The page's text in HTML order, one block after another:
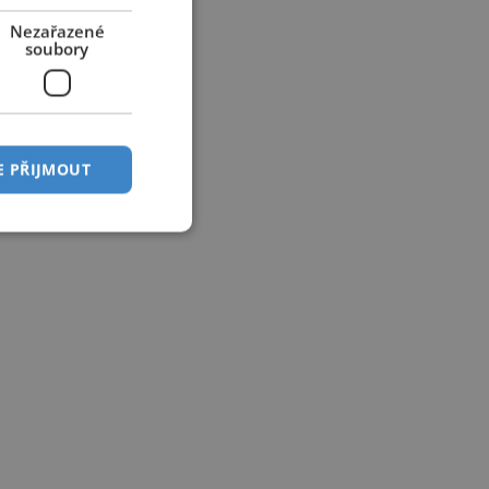
Nezařazené
soubory
PŘIJMOUT